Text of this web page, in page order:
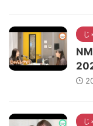
じ
じ